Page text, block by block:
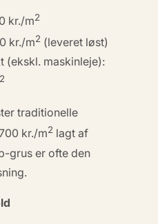
kr./m2
kr./m2 (leveret løst)
(ekskl. maskinleje):
2
traditionelle
kr./m2 lagt af
grus er ofte den